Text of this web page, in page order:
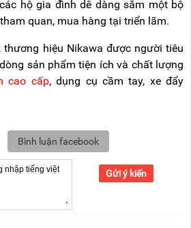
hộ gia đình dễ dàng sắm một bộ
quan, mua hàng tại triển lãm.
thương hiệu Nikawa được người tiêu
sản phẩm tiện ích và chất lượng
cao cấp, dụng cụ cầm tay, xe đẩy
Bình luận facebook
Gửi ý kiến